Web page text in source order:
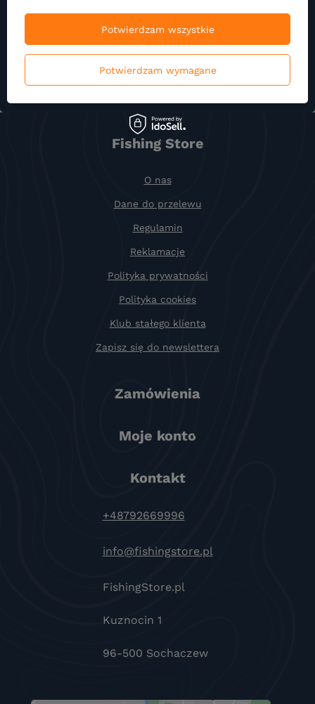
Wyrażam zgodę na przetwarzanie moich danych
osobowych (adres e-mail) na potrzeby wysyłki
polityce prywatności.
Fishing Store
O nas
Dane do przelewu
Regulamin
Reklamacje
Polityka prywatności
Polityka cookies
Klub stałego klienta
Zapisz się do newslettera
Zamówienia
Moje konto
Kontakt
+48792669996
info@fishingstore.pl
FishingStore.pl
Kuznocin 1
96-500 Sochaczew
Potwierdzam wymagane
Potwierdzam wszystkie